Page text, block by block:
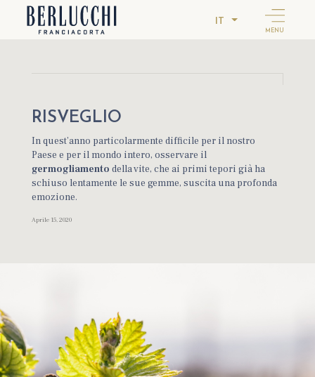
IT
MENU
RISVEGLIO
In quest’anno particolarmente difficile per il nostro
Paese e per il mondo intero, osservare il
germogliamento della vite, che ai primi tepori già ha
schiuso lentamente le sue gemme, suscita una profonda
emozione.
Aprile 15, 2020